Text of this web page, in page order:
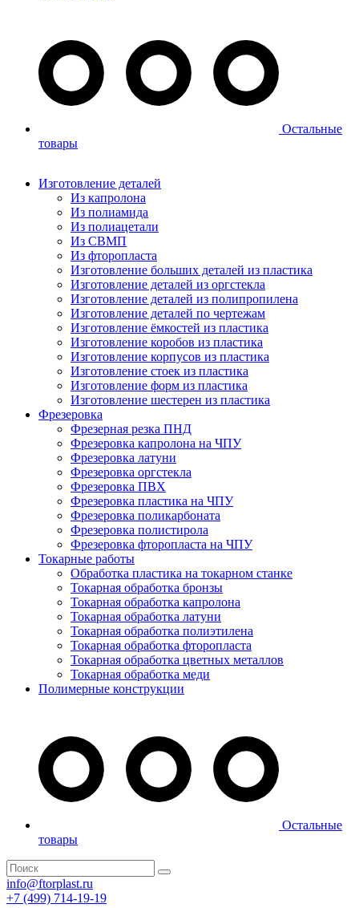
Остальные
товары
Изготовление деталей
Из капролона
Из полиамида
Из полиацетали
Из СВМП
Из фторопласта
Изготовление больших деталей из пластика
Изготовление деталей из оргстекла
Изготовление деталей из полипропилена
Изготовление деталей по чертежам
Изготовление ёмкостей из пластика
Изготовление коробов из пластика
Изготовление корпусов из пластика
Изготовление стоек из пластика
Изготовление форм из пластика
Изготовление шестерен из пластика
Фрезеровка
Фрезерная резка ПНД
Фрезеровка капролона на ЧПУ
Фрезеровка латуни
Фрезеровка оргстекла
Фрезеровка ПВХ
Фрезеровка пластика на ЧПУ
Фрезеровка поликарбоната
Фрезеровка полистирола
Фрезеровка фторопласта на ЧПУ
Токарные работы
Обработка пластика на токарном станке
Токарная обработка бронзы
Токарная обработка капролона
Токарная обработка латуни
Токарная обработка полиэтилена
Токарная обработка фторопласта
Токарная обработка цветных металлов
Токарная обработка меди
Полимерные конструкции
Остальные
товары
info@ftorplast.ru
+7 (499) 714-19-19